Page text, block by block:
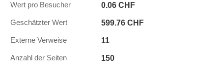
Wert pro Besucher 0.06 CHF
Geschätzter Wert 599.76 CHF
Externe Verweise 11
Anzahl der Seiten 150